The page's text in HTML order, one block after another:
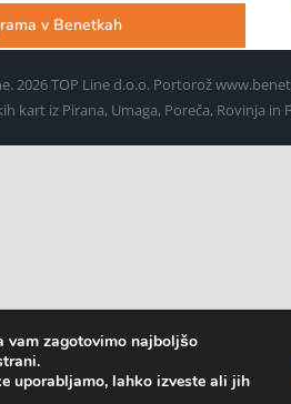
v Benetkah
2026 TOP Line d.o.o. Portorož
kart iz Pirana, Umaga, Poreča, Rovinja in
vam zagotovimo najboljšo
uporabljamo, lahko izveste ali jih